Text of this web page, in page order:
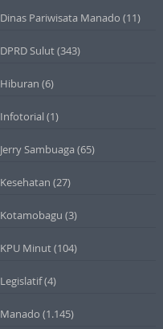
Dinas Pariwisata Manado (11)
DPRD Sulut(343)
Hiburan (6)
Infotorial (1)
Jerry Sambuaga (65)
Kesehatan (27)
Kotamobagu (3)
KPU Minut(104)
Legislatif(4)
Manado (1.145)